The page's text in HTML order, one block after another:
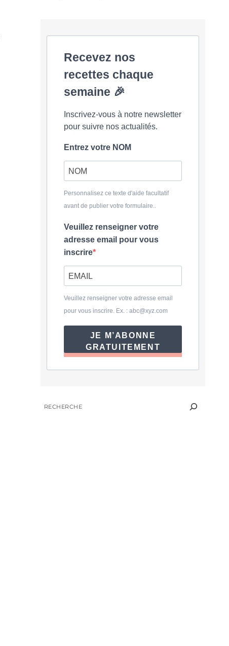
Recevez nos
recettes chaque
semaine 🎉
Inscrivez-vous à notre newsletter
pour suivre nos actualités.
Entrez votre NOM
Personnalisez ce texte d'aide facultatif
avant de publier votre formulaire..
Veuillez renseigner votre
adresse email pour vous
inscrire
Veuillez renseigner votre adresse email
pour vous inscrire. Ex. : abc@xyz.com
JE M’ABONNE
GRATUITEMENT
RECHERCHER